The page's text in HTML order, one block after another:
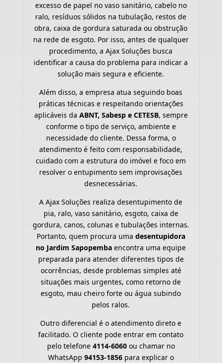
excesso de papel no vaso sanitário, cabelo no
ralo, resíduos sólidos na tubulação, restos de
obra, caixa de gordura saturada ou obstrução
na rede de esgoto. Por isso, antes de qualquer
procedimento, a Ajax Soluções busca
identificar a causa do problema para indicar a
solução mais segura e eficiente.
Além disso, a empresa atua seguindo boas
práticas técnicas e respeitando orientações
aplicáveis da ABNT, Sabesp e CETESB, sempre
conforme o tipo de serviço, ambiente e
necessidade do cliente. Dessa forma, o
atendimento é feito com responsabilidade,
cuidado com a estrutura do imóvel e foco em
resolver o entupimento sem improvisações
desnecessárias.
A Ajax Soluções realiza desentupimento de
pia, ralo, vaso sanitário, esgoto, caixa de
gordura, canos, colunas e tubulações internas.
Portanto, quem procura uma desentupidora
no Jardim Sapopemba encontra uma equipe
preparada para atender diferentes tipos de
ocorrências, desde problemas simples até
situações mais urgentes, como retorno de
esgoto, mau cheiro forte ou água subindo
pelos ralos.
Outro diferencial é o atendimento direto e
facilitado. O cliente pode entrar em contato
pelo telefone 4114-6060ou chamar no
WhatsApp 94153-1856para explicar o